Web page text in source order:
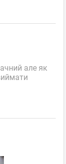
але як